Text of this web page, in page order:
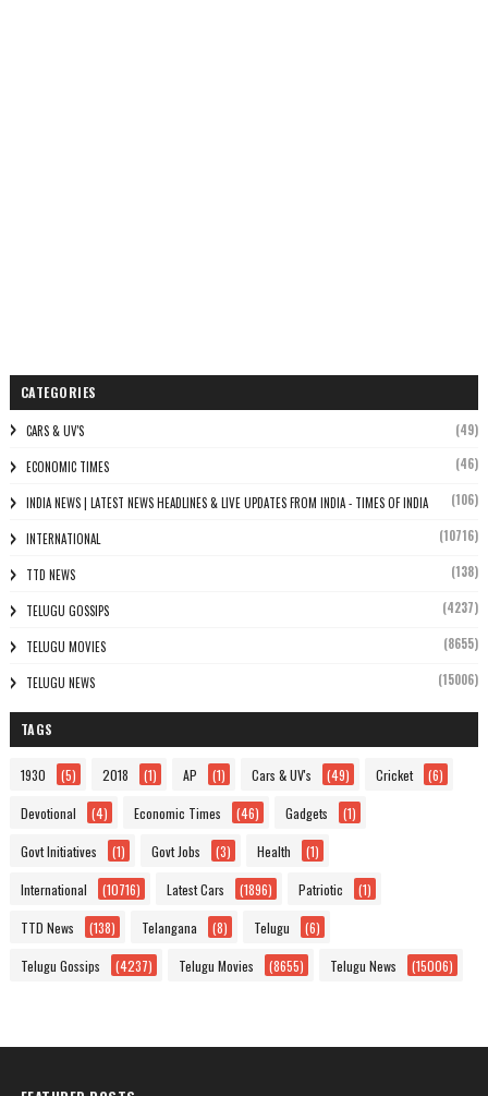
CATEGORIES
CARS & UV'S (49)
ECONOMIC TIMES (46)
INDIA NEWS | LATEST NEWS HEADLINES & LIVE UPDATES FROM INDIA - TIMES OF INDIA (106)
INTERNATIONAL (10716)
TTD NEWS (138)
TELUGU GOSSIPS (4237)
TELUGU MOVIES (8655)
TELUGU NEWS (15006)
TAGS
1930 (5) 2018 (1) AP (1) Cars & UV's (49) Cricket (6)
Devotional (4) Economic Times (46) Gadgets (1)
Govt Initiatives (1) Govt Jobs (3) Health (1)
International (10716) Latest Cars (1896) Patriotic (1)
TTD News (138) Telangana (8) Telugu (6)
Telugu Gossips (4237) Telugu Movies (8655) Telugu News (15006)